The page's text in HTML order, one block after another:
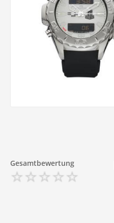
Gesamtbewertung